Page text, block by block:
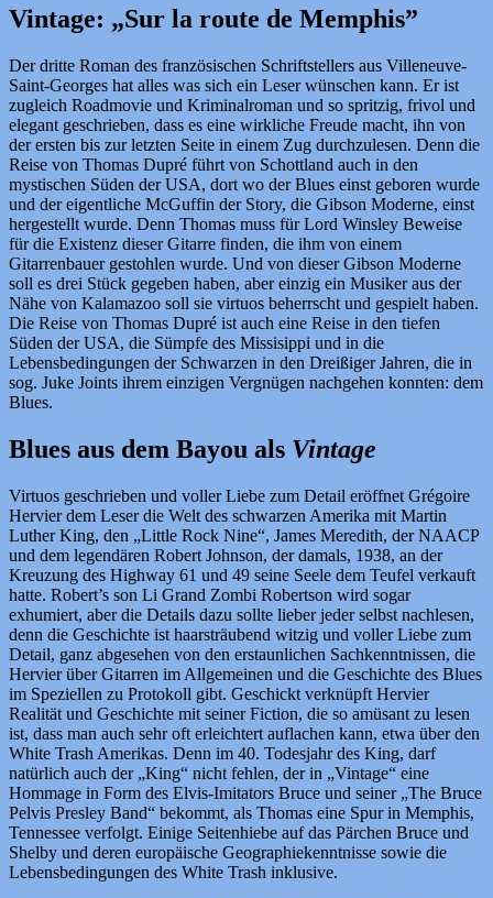
Vintage: „Sur la route de Memphis”
Der dritte Roman des französischen Schriftstellers aus Villeneuve-
Saint-Georges hat alles was sich ein Leser wünschen kann. Er ist
zugleich Roadmovie und Kriminalroman und so spritzig, frivol und
elegant geschrieben, dass es eine wirkliche Freude macht, ihn von
der ersten bis zur letzten Seite in einem Zug durchzulesen. Denn die
Reise von Thomas Dupré führt von Schottland auch in den
mystischen Süden der USA, dort wo der Blues einst geboren wurde
und der eigentliche McGuffin der Story, die Gibson Moderne, einst
hergestellt wurde. Denn Thomas muss für Lord Winsley Beweise
für die Existenz dieser Gitarre finden, die ihm von einem
Gitarrenbauer gestohlen wurde. Und von dieser Gibson Moderne
soll es drei Stück gegeben haben, aber einzig ein Musiker aus der
Nähe von Kalamazoo soll sie virtuos beherrscht und gespielt haben.
Die Reise von Thomas Dupré ist auch eine Reise in den tiefen
Süden der USA, die Sümpfe des Missisippi und in die
Lebensbedingungen der Schwarzen in den Dreißiger Jahren, die in
sog. Juke Joints ihrem einzigen Vergnügen nachgehen konnten: dem
Blues.
Blues aus dem Bayou als Vintage
Virtuos geschrieben und voller Liebe zum Detail eröffnet Grégoire
Hervier dem Leser die Welt des schwarzen Amerika mit Martin
Luther King, den „Little Rock Nine“, James Meredith, der NAACP
und dem legendären Robert Johnson, der damals, 1938, an der
Kreuzung des Highway 61 und 49 seine Seele dem Teufel verkauft
hatte. Robert’s son Li Grand Zombi Robertson wird sogar
exhumiert, aber die Details dazu sollte lieber jeder selbst nachlesen,
denn die Geschichte ist haarsträubend witzig und voller Liebe zum
Detail, ganz abgesehen von den erstaunlichen Sachkenntnissen, die
Hervier über Gitarren im Allgemeinen und die Geschichte des Blues
im Speziellen zu Protokoll gibt. Geschickt verknüpft Hervier
Realität und Geschichte mit seiner Fiction, die so amüsant zu lesen
ist, dass man auch sehr oft erleichtert auflachen kann, etwa über den
White Trash Amerikas. Denn im 40. Todesjahr des King, darf
natürlich auch der „King“ nicht fehlen, der in „Vintage“ eine
Hommage in Form des Elvis-Imitators Bruce und seiner „The Bruce
Pelvis Presley Band“ bekommt, als Thomas eine Spur in Memphis,
Tennessee verfolgt. Einige Seitenhiebe auf das Pärchen Bruce und
Shelby und deren europäische Geographiekenntnisse sowie die
Lebensbedingungen des White Trash inklusive.